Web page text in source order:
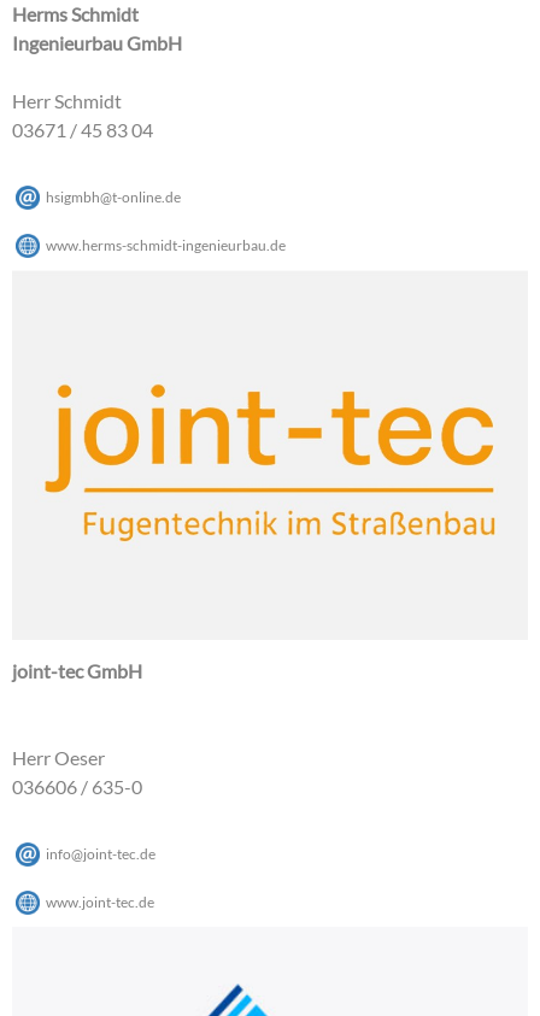
Herms Schmidt
Ingenieurbau GmbH
Herr Schmidt
03671 / 45 83 04
hsigmbh@t-online de
www.herms-schmidt-ingenieurbau.de
joint-tec GmbH
Herr Oeser
036606 / 635-0
info@joint-tec.de
www.joint-tec.de